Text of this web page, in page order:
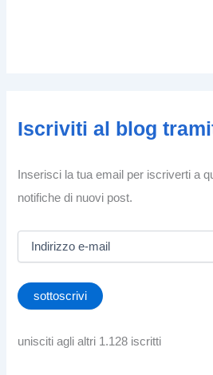
Iscriviti al blog
Inserisci la tua email per iscriverti a
notifiche di nuovi post.
I
i
r
z
sottoscrivi
unisciti agli altri 1.128 iscritti